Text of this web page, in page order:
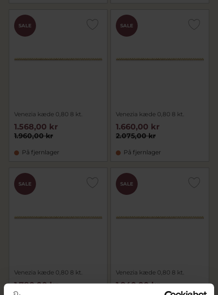
SALE
Venezia kæde 0,80 8 kt.
1.960,00 kr
1.568,00 kr
På fjernlager
SALE
Venezia kæde 0,80 8 kt.
2.075,00 kr
1.660,00 kr
På fjernlager
SALE
Venezia kæde 0,80 8 kt.
1.780,00 kr
SALE
Venezia kæde 0,80 8 kt.
1.940,00 kr